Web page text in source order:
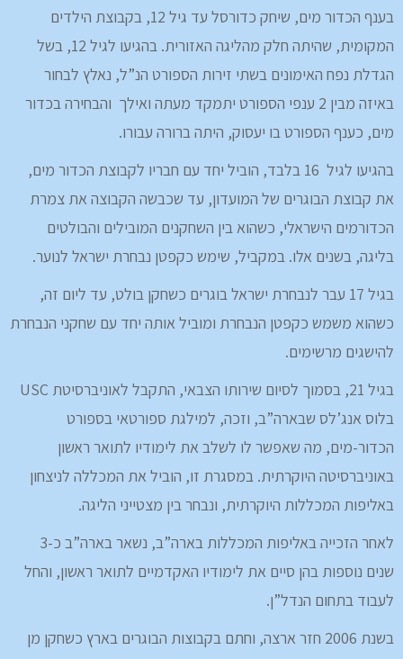
בענף הכדור מים, שיחק כדורסל עד גיל 12, בקבוצת הילדים
המקומית, שהיתה חלק מהליגה האזורית. בהגיעו לגיל 12, בשל
הגדלת נפח האימונים בשתי זירות הספורט הנ”ל, נאלץ לבחור
באיזה מבין 2 ענפי הספורט יתמקד מעתה ואילך והבחירה בכדור
מים, כענף הספורט בו יעסוק, היתה ברורה עבורו.
בהגיעו לגיל 16 בלבד, הוביל יחד עם חבריו לקבוצת הכדור מים,
את קבוצת הבוגרים של המועדון, עד שכבשה הקבוצה את צמרת
הכדורמים הישראלי, כשהוא בין השחקנים המובילים והבולטים
בליגה, בשנים אלו. במקביל, שימש כקפטן נבחרת ישראל לנוער.
בגיל 17 עבר לנבחרת ישראל בוגרים כשחקן בולט, עד ליום זה,
כשהוא משמש כקפטן הנבחרת ומוביל אותה יחד עם שחקני הנבחרת
להישגים מרשימים.
בגיל 21, בסמוך לסיום שירותו הצבאי, התקבל לאוניברסיטת USC
בלוס אנג’לס שבארה”ב, וזכה, למילגת ספורטאי בספורט
הכדור-מים, מה שאפשר לו לשלב את לימודיו לתואר ראשון
באוניברסיטה היוקרתית. במסגרת זו, הוביל את המכללה לניצחון
באליפות המכללות היוקרתית, ונבחר בין מצטייני הליגה.
לאחר הזכייה באליפות המכללות בארה”ב, נשאר בארה”ב כ-3
שנים נוספות בהן סיים את לימודיו האקדמיים לתואר ראשון, והחל
לעבוד בתחום הנדל”ן.
בשנת 2006 חזר ארצה, וחתם בקבוצות הבוגרים בארץ כשחקן מן